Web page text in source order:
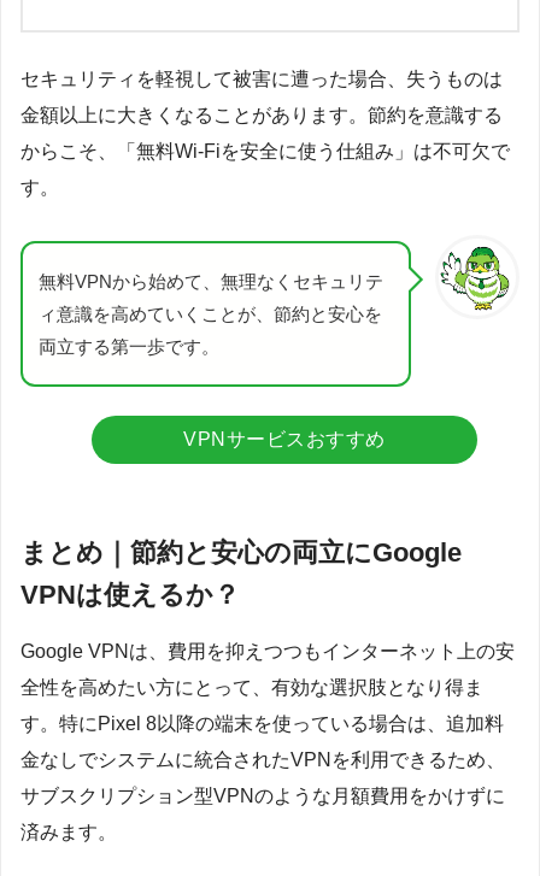
セキュリティを軽視して被害に遭った場合、失うものは
金額以上に大きくなることがあります。節約を意識する
からこそ、「無料Wi-Fiを安全に使う仕組み」は不可欠で
す。
無料VPNから始めて、無理なくセキュリテ
ィ意識を高めていくことが、節約と安心を
両立する第一歩です。
VPNサービスおすすめ
まとめ｜節約と安心の両立にGoogle
VPNは使えるか？
Google VPNは、費用を抑えつつもインターネット上の安
全性を高めたい方にとって、有効な選択肢となり得ま
す。特にPixel 8以降の端末を使っている場合は、追加料
金なしでシステムに統合されたVPNを利用できるため、
サブスクリプション型VPNのような月額費用をかけずに
済みます。